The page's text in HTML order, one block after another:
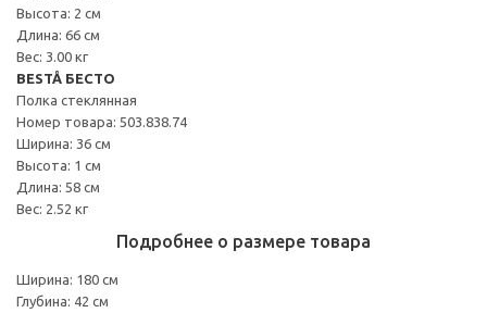
Высота: 2 см
Длина: 66 см
Вес: 3.00 кг
BESTÅ БЕСТО
Полка стеклянная
Номер товара: 503.838.74
Ширина: 36 см
Высота: 1 см
Длина: 58 см
Вес: 2.52 кг
Подробнее о размере товара
Ширина: 180 см
Глубина: 42 см